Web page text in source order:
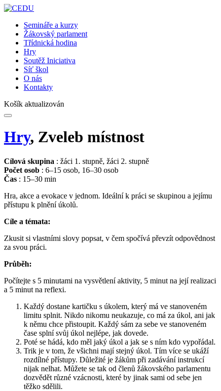
Semináře a kurzy
Žákovský parlament
Třídnická hodina
Hry
Soutěž Iniciativa
Síť škol
O nás
Kontakty
Košík aktualizován
Hry, Zveleb místnost
Cílová skupina : žáci 1. stupně, žáci 2. stupně
Počet osob : 6–15 osob, 16–30 osob
Čas : 15–30 min
Hra, akce a evokace v jednom. Ideální k práci se skupinou a jejímu
přístupu k plnění úkolů.
Cíle a témata:
Zkusit si vlastními slovy popsat, v čem spočívá převzít odpovědnost
za svou práci.
Průběh:
Počítejte s 5 minutami na vysvětlení aktivity, 5 minut na její realizaci
a 5 minut na reflexi.
Každý dostane kartičku s úkolem, který má ve stanoveném
limitu splnit. Nikdo nikomu neukazuje, co má za úkol, ani jak
k němu chce přistoupit. Každý sám za sebe ve stanoveném
čase splní svůj úkol nejlépe, jak dovede.
Poté se hádá, kdo měl jaký úkol a jak se s ním kdo vypořádal.
Trik je v tom, že všichni mají stejný úkol. Tím více se ukáží
rozdílné přístupy. Důležité je žákům při zadávání instrukcí
nijak nelhat. Můžete se tak od členů žákovského parlamentu
dozvědět různé vzácnosti, které by jinak sami od sebe jen
těžko sdělili.